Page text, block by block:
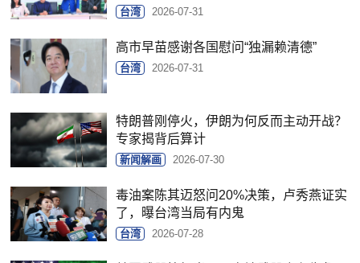
台湾 2026-07-31
高市早苗感谢各国慰问“独漏赖清德”
台湾 2026-07-31
特朗普刚停火，伊朗为何反而主动开战？
专家揭背后算计
新闻解画 2026-07-30
毒油案陈其迈怒问20%决策，卢秀燕证实
了，曝台湾当局有内鬼
台湾 2026-07-28